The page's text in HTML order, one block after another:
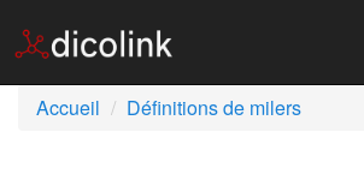
Accueil
Définitions de milers